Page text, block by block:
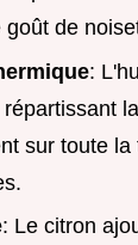
goût de
:
sur toute
: Le citron